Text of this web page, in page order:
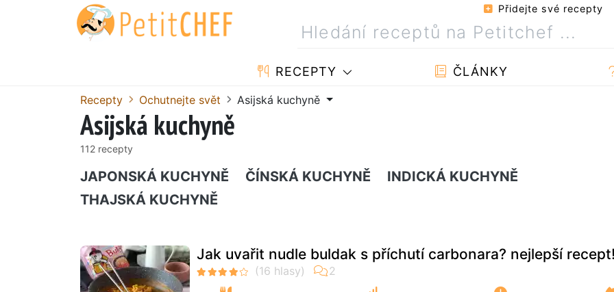
Přidejte své recepty
RECEPTY ČLÁNKY
Recepty Ochutnejte svět Asijská kuchyně
Asijská kuchyně
112 recepty
JAPONSKÁ KUCHYNĚ ČÍNSKÁ KUCHYNĚ
INDICKÁ KUCHYNĚ
THAJSKÁ KUCHYNĚ
Jak uvařit nudle buldak s příchutí carbonara? nejlepší